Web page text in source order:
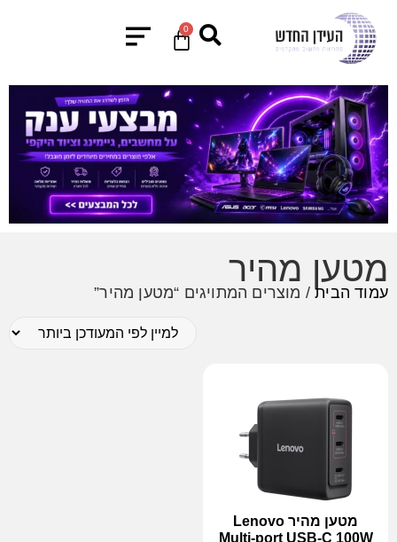
0
מטען מהיר
עמוד הבית/ מוצרים המתויגים “מטען מהיר”
מטען מהיר Lenovo
Multi-port USB-C 100W